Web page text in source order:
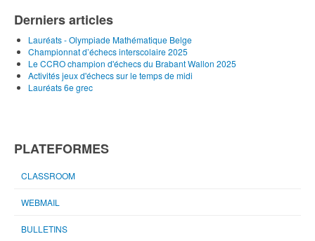
Derniers articles
Lauréats - Olympiade Mathématique Belge
Championnat d’échecs interscolaire 2025
Le CCRO champion d'échecs du Brabant Wallon 2025
Activités jeux d'échecs sur le temps de midi
Lauréats 6e grec
PLATEFORMES
CLASSROOM
WEBMAIL
BULLETINS